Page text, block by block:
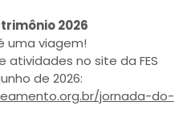
2026
uma viagem!
atividades no site da FES
de 2026:
jornada-do-